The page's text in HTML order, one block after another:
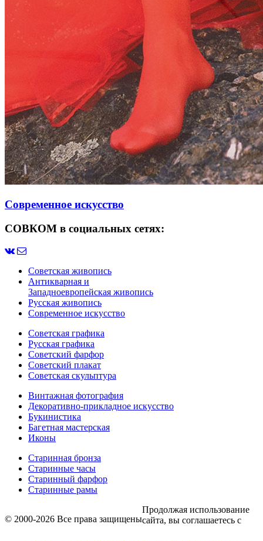
Современное искусство
СОВКОМ в социальных сетях:
Советская живопись
Антикварная и
Западноевропейская живопись
Русская живопись
Современное искусство
Советская графика
Русская графика
Советский фарфор
Советский плакат
Советская скульптура
Винтажная фотография
Декоративно-прикладное искусство
Букинистика
Багетная мастерская
Иконы
Старинная бронза
Старинные часы
Старинный фарфор
Старинные рамы
© 2000-2026 Все права защищены
Продолжая использование
сайта, вы соглашаетесь с